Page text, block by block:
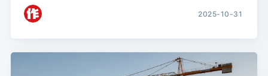
2025-10-31